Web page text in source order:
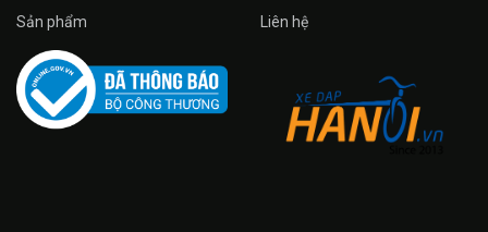
Sản phẩm Liên hệ